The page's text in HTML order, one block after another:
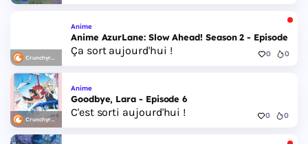
Crunchyroll
Anime
Anime AzurLane: Slow Ahead! Season 2 - Episode 6
Ça sort aujourd'hui ! 0 0
Crunchyroll
Anime
Goodbye, Lara - Episode 6
C'est sorti aujourd'hui ! 0 0